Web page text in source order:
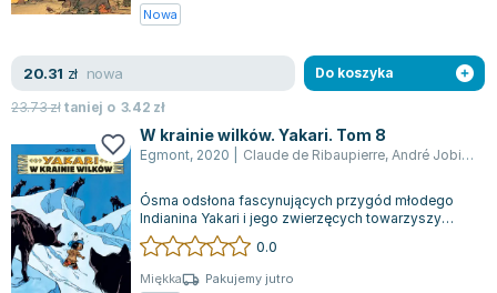
Nowa
20.31 zł nowa
23.73złtaniej o 3.42 zł
Do koszyka
W krainie wilków. Yakari. Tom 8
Egmont, 2020 Claude de Ribaupierre, André Jobin ,
Ósma odsłona fascynujących przygód młodego
Indianina Yakari i jego zwierzęcych towarzyszy
kontynuuje tradycję pełną emocji i fanta...
0.0
Miękka
Pakujemy jutro